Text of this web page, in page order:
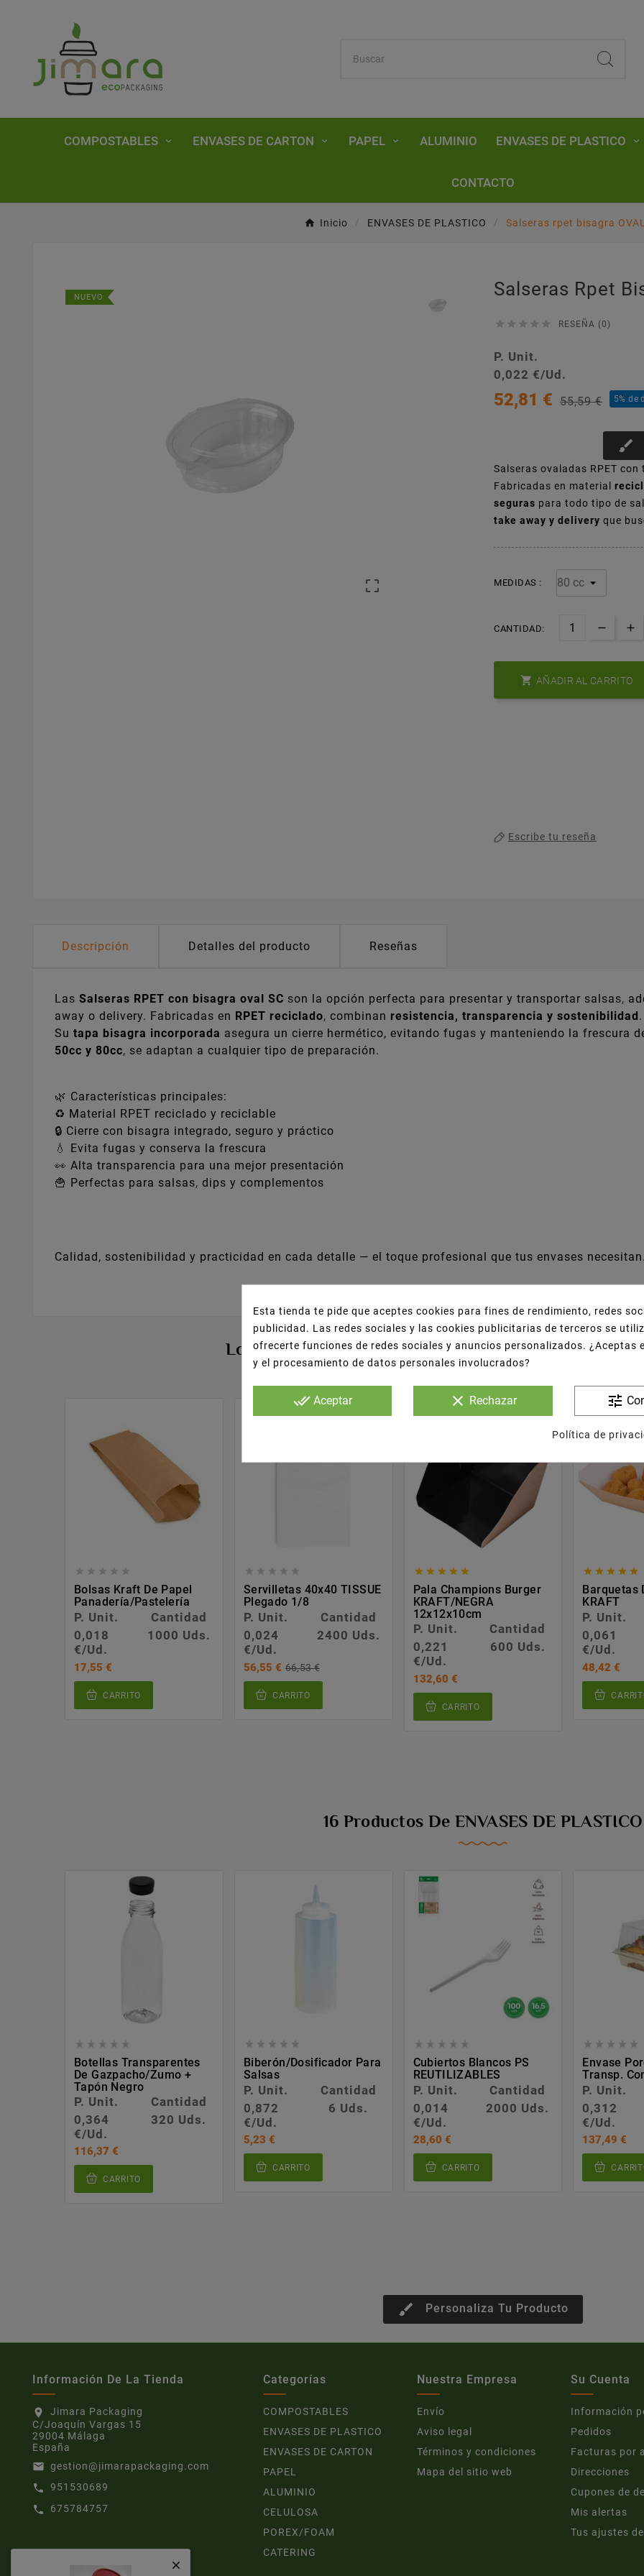

COMPOSTABLES ENVASES DE CARTON PAPEL ALUMINIO ENVASES DE PLASTICO
CONTACTO
Inicio ENVASES DE PLASTICO Salseras rpet bisagra
NUEVO

Salseras Rpet
     RESEÑA (0)
P. Unit.
0,022 €/Ud.
52,81 € 55,59 € 5% de
brush
Salseras ovaladas RPET
Fabricadas en material
seguras para todo tipo de
take away y delivery que
MEDIDAS :
CANTIDAD:
 AÑADIR AL CARRITO
Escribe tu reseña
Descripción Detalles del producto Reseñas
Las Salseras RPET con bisagra oval SC son la opción perfecta para presentar y transportar salsas,
away o delivery. Fabricadas en RPET reciclado, combinan resistencia, transparencia y sostenibilidad.
Su tapa bisagra incorporada asegura un cierre hermético, evitando fugas y manteniendo la frescura
50cc y 80cc, se adaptan a cualquier tipo de preparación.
🌿 Características principales:
♻️ Material RPET reciclado y reciclable
🔒 Cierre con bisagra integrado, seguro y práctico
💧 Evita fugas y conserva la frescura
👀 Alta transparencia para una mejor presentación
🍟 Perfectas para salsas, dips y complementos
Calidad, sostenibilidad y practicidad en cada detalle — el toque profesional que tus envases necesitan.
Los Clientes Que Adquirieron Este Producto
    
Bolsas Kraft De Papel
Panadería/pastelería
P. Unit.
Cantidad
0,018
€/Ud.
1000 Uds.
17,55 €
CARRITO
    
Servilletas 40x40 TISSUE
Plegado 1/8
P. Unit.
Cantidad
0,024
€/Ud.
2400 Uds.
56,55 € 66,53 €
CARRITO
NUEVO
    
Pala Champions Burger
KRAFT/NEGRA
12x12x10cm
P. Unit.
Cantidad
0,221
€/Ud.
600 Uds.
132,60 €
CARRITO
    
Barquetas
KRAFT
P. Unit.
0,061
€/Ud.
48,42 €
16 Productos De ENVASES DE PLASTICO
    
Botellas Transparentes
De Gazpacho/zumo +
Tapón Negro
P. Unit.
Cantidad
0,364
€/Ud.
320 Uds.
116,37 €
CARRITO
    
Biberón/dosificador Para
Salsas
P. Unit.
Cantidad
0,872
€/Ud.
6 Uds.
5,23 €
CARRITO
    
Cubiertos Blancos PS
REUTILIZABLES
P. Unit.
Cantidad
0,014
€/Ud.
2000 Uds.
28,60 €
CARRITO
    
Envase
Transp.
P. Unit.
0,312
€/Ud.
137,49 €
brush Personaliza Tu Producto
Información De La Tienda
location_on
Jimara Packaging
C/Joaquín Vargas 15
29004 Málaga
España
email gestion@jimarapackaging.com
call 951530689
call 675784757
Categorías
COMPOSTABLES
ENVASES DE PLASTICO
ENVASES DE CARTON
PAPEL
ALUMINIO
CELULOSA
POREX/FOAM
CATERING
Nuestra Empresa
Envío
Aviso legal
Términos y condiciones
Mapa del sitio web
Su Cuenta
Información
Pedidos
Facturas por
Direcciones
Cupones de
Mis alertas
Tus ajustes
Esta tienda te pide que aceptes cookies para fines de rendimiento, redes
publicidad. Las redes sociales y las cookies publicitarias de terceros se
ofrecerte funciones de redes sociales y anuncios personalizados. ¿Aceptas
y el procesamiento de datos personales involucrados?
done_all Aceptar clear Rechazar tune
Política de